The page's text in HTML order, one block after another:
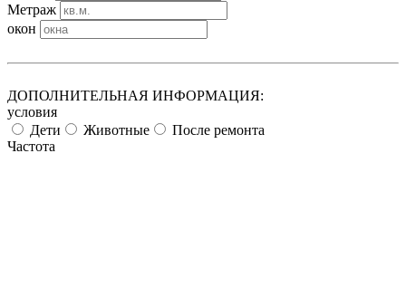
Метраж
окон
ДОПОЛНИТЕЛЬНАЯ ИНФОРМАЦИЯ:
условия
Дети
Животные
После ремонта
Частота